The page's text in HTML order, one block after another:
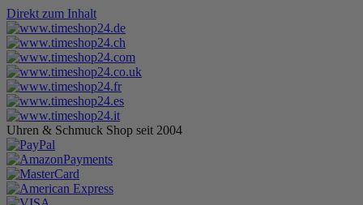
Direkt zum Inhalt
Uhren & Schmuck Shop seit 2004